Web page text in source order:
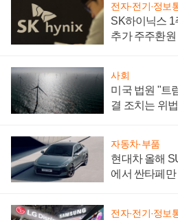
전자·전기·정보
SK하이닉스 1
추가 주주환
사회
미국 법원 "트
결 조치는 위
자동차·부품
현대차 올해
에서 싼타페만
전자·전기·정보